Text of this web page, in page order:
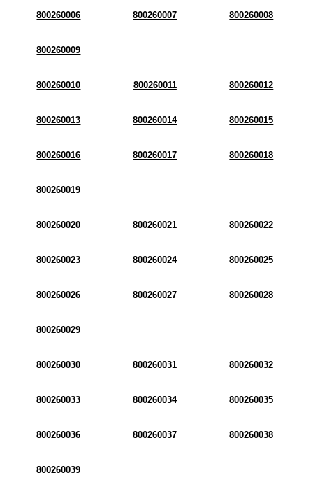
800260006 800260007 800260008
800260009
800260010 800260011 800260012
800260013 800260014 800260015
800260016 800260017 800260018
800260019
800260020 800260021 800260022
800260023 800260024 800260025
800260026 800260027 800260028
800260029
800260030 800260031 800260032
800260033 800260034 800260035
800260036 800260037 800260038
800260039